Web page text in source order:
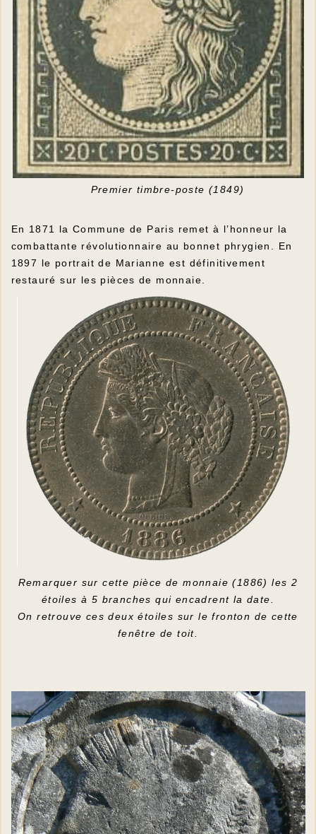
Premier timbre-poste (1849)
En 1871 la Commune de Paris remet à l’honneur la
combattante révolutionnaire au bonnet phrygien. En
1897 le portrait de Marianne est définitivement
restauré sur les pièces de monnaie.
Remarquer sur cette pièce de monnaie (1886) les 2
étoiles à 5 branches qui encadrent la date.
On retrouve ces deux étoiles sur le fronton de cette
fenêtre de toit.